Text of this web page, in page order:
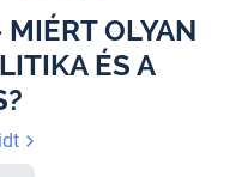
OLYAN
ÉS A